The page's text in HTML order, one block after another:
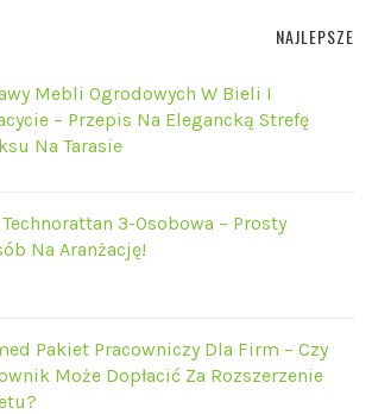
NAJLEPSZE
Mebli Ogrodowych W Bieli I
– Przepis Na Elegancką Strefę
Na Tarasie
3-Osobowa – Prosty
Na Aranżację!
Pakiet Pracowniczy Dla Firm – Czy
Może Dopłacić Za Rozszerzenie